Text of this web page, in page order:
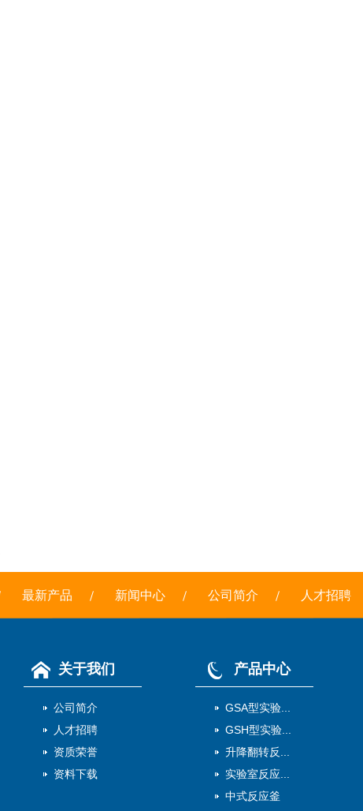
最新产品 新闻中心 公司简介 人才招聘
关于我们
公司简介
人才招聘
资质荣誉
资料下载
产品中心
GSA型实验...
GSH型实验...
升降翻转反...
实验室反应...
中式反应釜